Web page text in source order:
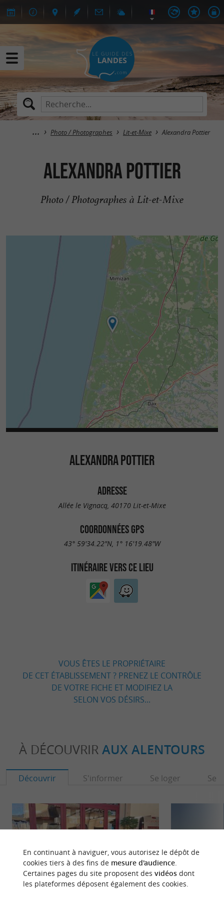
Photo / Photographes Lit-et-Mixe Alexandra Pottier
Alexandra Pottier
Photo / Photographes à Lit-et-Mixe
ALEXANDRA POTTIER
ADRESSE
Allée le Vignacq, 40170 Lit-et-Mixe
COORDONNÉES GPS
43° 59'34.22"N, 1° 16'19.48"W
ITINÉRAIRE VERS CE LIEU
VOUS ÊTES LE PROPRIÉTAIRE
DE CET ÉTABLISSEMENT ? PRENEZ LE CONTRÔLE
DE VOTRE FICHE ET MODIFIEZ LA
SELON VOS DÉSIRS...
À DÉCOUVRIR AUX ALENTOURS
Découvrir S'informer Se loger Se
En continuant à naviguer, vous autorisez le dépôt de
cookies tiers à des fins de mesure d'audience.
Certaines pages du site proposent des vidéosdont
les plateformes déposent également des cookies.